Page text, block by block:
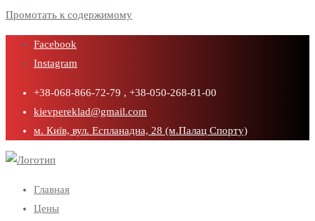
Промотать к содержимому
Facebook
Instagram
+38-068-866-72-79 , +38-050-268-81-00
kievpereklad@gmail.com
м. Київ, вул. Еспланадна, 28 (м.Палац Спорту)
Главная
Цены